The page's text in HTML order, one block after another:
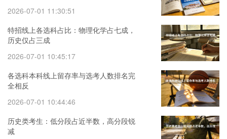
2026-07-01 11:30:51
特招线上各选科占比：物理化学占七成，
历史仅占三成
2026-07-01 10:45:17
各选科本科线上留存率与选考人数排名完
全相反
2026-07-01 10:44:46
历史类考生：低分段占近半数，高分段锐
减